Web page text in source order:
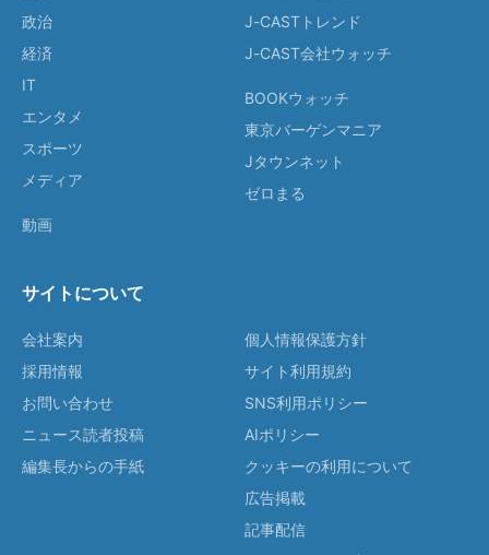
政治
経済
IT
エンタメ
スポーツ
メディア
動画
J-CASTトレンド
J-CAST会社ウォッチ
BOOKウォッチ
東京バーゲンマニア
Jタウンネット
ゼロまる
サイトについて
会社案内
採用情報
お問い合わせ
ニュース読者投稿
編集長からの手紙
個人情報保護方針
サイト利用規約
SNS利用ポリシー
AIポリシー
クッキーの利用について
広告掲載
記事配信